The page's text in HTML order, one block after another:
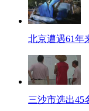
北京遭遇61年
三沙市选出45